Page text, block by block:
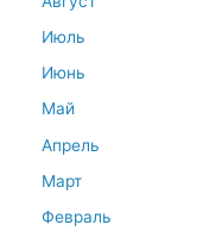
Июль
Июнь
Май
Апрель
Март
Февраль